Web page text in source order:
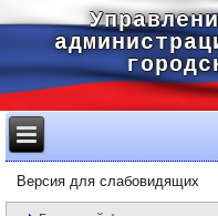
Версия для слабовидящих